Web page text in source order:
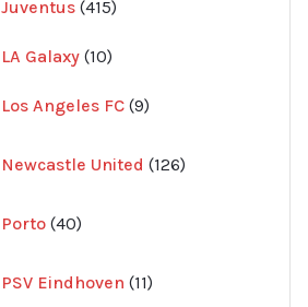
Juventus 415
produkter
LA Galaxy 1010
Los Angeles FC 9
produkter
Newcastle United 126
produkter
Porto 40
produkter
PSV Eindhoven 11
produkter